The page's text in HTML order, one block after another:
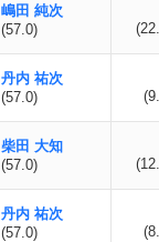
嶋田 純次
(57.0)
丹内 祐次
(57.0)
柴田 大知
(57.0)
丹内 祐次
(57.0)